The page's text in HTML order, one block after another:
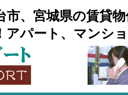
市、宮城県の賃貸
アパート、マンシ